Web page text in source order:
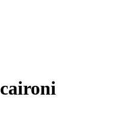
caironi